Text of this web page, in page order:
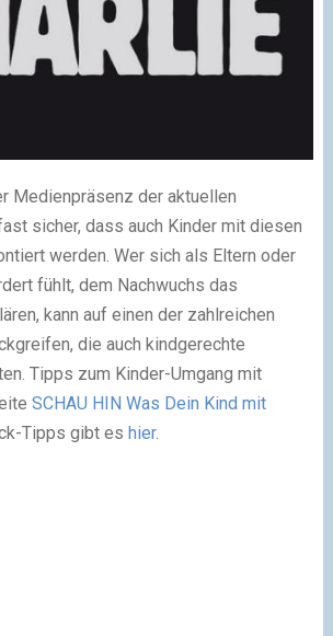
Medienpräsenz der aktuellen
sicher, dass auch Kinder mit diesen
werden. Wer sich als Eltern oder
fühlt, dem Nachwuchs das
kann auf einen der zahlreichen
die auch kindgerechte
Tipps zum Kinder-Umgang mit
SCHAU HIN Was Dein Kind mit
Tipps gibt es hier.